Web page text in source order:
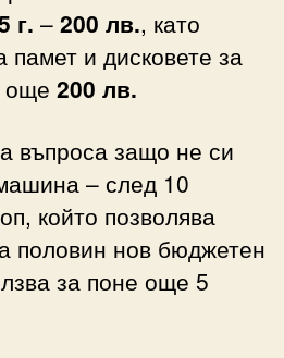
г. – 200 лв., като
памет и дисковете за
още 200 лв.
въпроса защо не си
– след 10
който позволява
половин нов бюджетен
за поне още 5